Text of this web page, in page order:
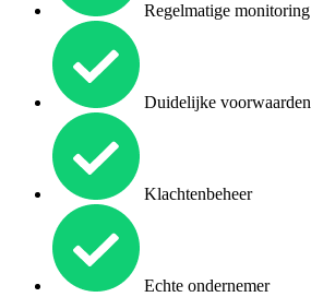
Regelmatige monitoring
Duidelijke voorwaarden
Klachtenbeheer
Echte ondernemer